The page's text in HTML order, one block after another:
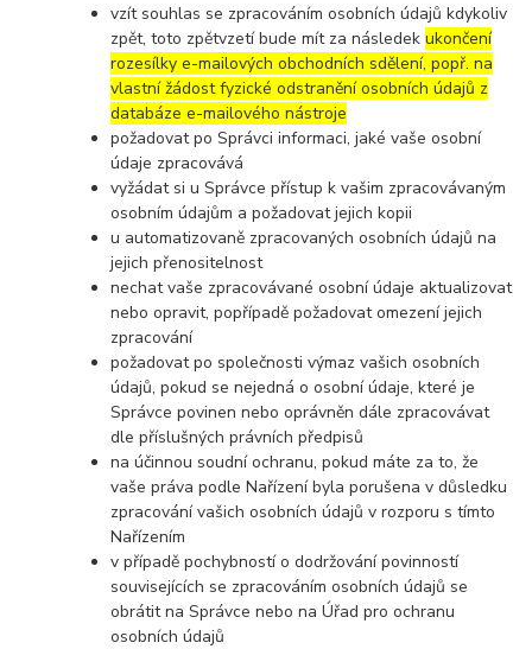
vzít souhlas se zpracováním osobních údajů kdykoliv
zpět, toto zpětvzetí bude mít za následekukončení
rozesílky e-mailových obchodních sdělení, popř. na
vlastní žádost fyzické odstranění osobních údajů z
databáze e-mailového nástroje
požadovat po Správci informaci, jaké vaše osobní
údaje zpracovává
vyžádat si u Správce přístup k vašim zpracovávaným
osobním údajům a požadovat jejich kopii
u automatizovaně zpracovaných osobních údajů na
jejich přenositelnost
nechat vaše zpracovávané osobní údaje aktualizovat
nebo opravit, popřípadě požadovat omezení jejich
zpracování
požadovat po společnosti výmaz vašich osobních
údajů, pokud se nejedná o osobní údaje, které je
Správce povinen nebo oprávněn dále zpracovávat
dle příslušných právních předpisů
na účinnou soudní ochranu, pokud máte za to, že
vaše práva podle Nařízení byla porušena v důsledku
zpracování vašich osobních údajů v rozporu s tímto
Nařízením
v případě pochybností o dodržování povinností
souvisejících se zpracováním osobních údajů se
obrátit na Správce nebo na Úřad pro ochranu
osobních údajů